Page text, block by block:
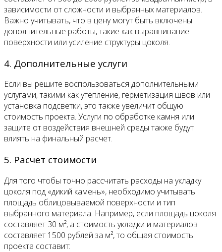
зависимости от сложности и выбранных материалов.
Важно учитывать, что в цену могут быть включены
дополнительные работы, такие как выравнивание
поверхности или усиление структуры цоколя.
4. Дополнительные услуги
Если вы решите воспользоваться дополнительными
услугами, такими как утепление, герметизация швов или
установка подсветки, это также увеличит общую
стоимость проекта. Услуги по обработке камня или
защите от воздействия внешней среды также будут
влиять на финальный расчет.
5. Расчет стоимости
Для того чтобы точно рассчитать расходы на укладку
цоколя под «дикий камень», необходимо учитывать
площадь облицовываемой поверхности и тип
выбранного материала. Например, если площадь цоколя
составляет 30 м², а стоимость укладки и материалов
составляет 1500 рублей за м², то общая стоимость
проекта составит: